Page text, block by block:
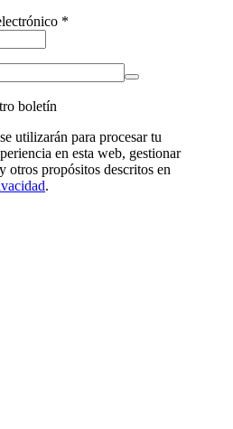
*
boletín
utilizarán para procesar tu
en esta web, gestionar
otros propósitos descritos en
.